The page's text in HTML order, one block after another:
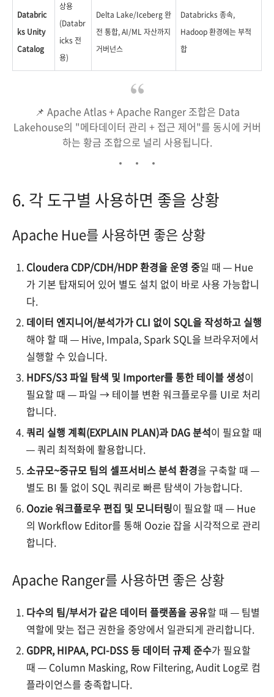
Databric
ks Unity
Catalog
상용
(Databr
icks 전
용)
Delta Lake/Iceberg 완
전 통합, AI/ML 자산까지
거버넌스
Databricks 종속,
Hadoop 환경에는 부적
합
📌 Apache Atlas + Apache Ranger 조합은 Data
Lakehouse의 "메타데이터 관리 + 접근 제어"를 동시에 커버
하는 황금 조합으로 널리 사용됩니다.
6. 각 도구별 사용하면 좋을 상황
Apache Hue를 사용하면 좋은 상황
Cloudera CDP/CDH/HDP 환경을 운영 중일 때 — Hue
가 기본 탑재되어 있어 별도 설치 없이 바로 사용 가능합니
다.
데이터 엔지니어/분석가가 CLI 없이 SQL을 작성하고 실행
해야 할 때 — Hive, Impala, Spark SQL을 브라우저에서
실행할 수 있습니다.
HDFS/S3 파일 탐색 및 Importer를 통한 테이블 생성이
필요할 때 — 파일 → 테이블 변환 워크플로우를 UI로 처리
합니다.
쿼리 실행 계획(EXPLAIN PLAN)과 DAG 분석이 필요할 때
— 쿼리 최적화에 활용합니다.
소규모~중규모 팀의 셀프서비스 분석 환경을 구축할 때 —
별도 BI 툴 없이 SQL 쿼리로 빠른 탐색이 가능합니다.
Oozie 워크플로우 편집 및 모니터링이 필요할 때 — Hue
의 Workflow Editor를 통해 Oozie 잡을 시각적으로 관리
합니다.
Apache Ranger를 사용하면 좋은 상황
다수의 팀/부서가 같은 데이터 플랫폼을 공유할 때 — 팀별
역할에 맞는 접근 권한을 중앙에서 일관되게 관리합니다.
GDPR, HIPAA, PCI-DSS 등 데이터 규제 준수가 필요할
때 — Column Masking, Row Filtering, Audit Log로 컴
플라이언스를 충족합니다.